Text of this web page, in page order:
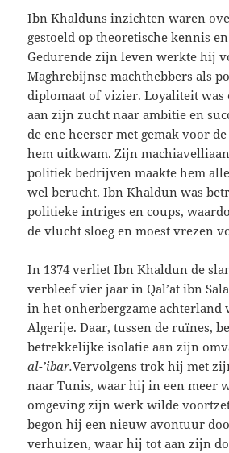
Ibn Khalduns inzichten waren
gestoeld op theoretische kennis
Gedurende zijn leven werkte hij
Maghrebijnse machthebbers als
diplomaat of vizier. Loyaliteit was
aan zijn zucht naar ambitie en
de ene heerser met gemak voor
hem uitkwam. Zijn
politiek bedrijven maakte hem
wel berucht. Ibn Khaldun was
politieke intriges en coups,
de vlucht sloeg en moest vrezen
In 1374 verliet Ibn Khaldun de
verbleef vier jaar in Qal’at ibn
in het onherbergzame achterland
Algerije. Daar, tussen de ruïnes,
betrekkelijke isolatie aan zijn
al-’ibar.Vervolgens trok hij met
naar Tunis, waar hij in een meer
omgeving zijn werk wilde
begon hij een nieuw avontuur
verhuizen, waar hij tot aan zijn